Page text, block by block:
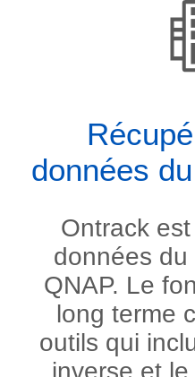
données
Ontrack
données du
QNAP. Le
long terme
outils qui
inverse et